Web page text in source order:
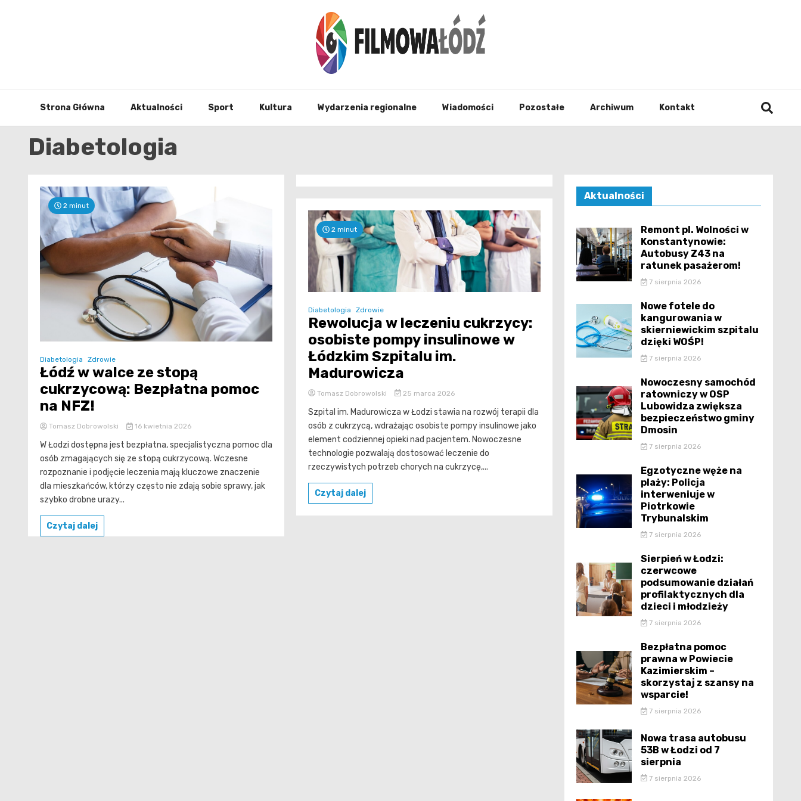
Strona Główna Aktualności Sport Kultura Wydarzenia regionalne Wiadomości Pozostałe Archiwum Kontakt
Diabetologia
2 minut
Diabetologia Zdrowie
Łódź w walce ze stopą
cukrzycową: Bezpłatna pomoc
na NFZ!
Tomasz Dobrowolski 16 kwietnia 2026
W Łodzi dostępna jest bezpłatna, specjalistyczna pomoc dla
osób zmagających się ze stopą cukrzycową. Wczesne
rozpoznanie i podjęcie leczenia mają kluczowe znaczenie
dla mieszkańców, którzy często nie zdają sobie sprawy, jak
szybko drobne urazy...
Czytaj dalej
2 minut
Diabetologia Zdrowie
Rewolucja w leczeniu cukrzycy:
osobiste pompy insulinowe w
Łódzkim Szpitalu im.
Madurowicza
Tomasz Dobrowolski 25 marca 2026
Szpital im. Madurowicza w Łodzi stawia na rozwój terapii dla
osób z cukrzycą, wdrażając osobiste pompy insulinowe jako
element codziennej opieki nad pacjentem. Nowoczesne
technologie pozwalają dostosować leczenie do
rzeczywistych potrzeb chorych na cukrzycę,...
Czytaj dalej
Aktualności
Remont pl. Wolności w
Konstantynowie:
Autobusy Z43 na
ratunek pasażerom!
7 sierpnia 2026
Nowe fotele do
kangurowania w
skierniewickim szpitalu
dzięki WOŚP!
7 sierpnia 2026
Nowoczesny samochód
ratowniczy w OSP
Lubowidza zwiększa
bezpieczeństwo gminy
Dmosin
7 sierpnia 2026
Egzotyczne węże na
plaży: Policja
interweniuje w
Piotrkowie
Trybunalskim
7 sierpnia 2026
Sierpień w Łodzi:
czerwcowe
podsumowanie działań
profilaktycznych dla
dzieci i młodzieży
7 sierpnia 2026
Bezpłatna pomoc
prawna w Powiecie
Kazimierskim –
skorzystaj z szansy na
wsparcie!
7 sierpnia 2026
Nowa trasa autobusu
53B w Łodzi od 7
sierpnia
7 sierpnia 2026